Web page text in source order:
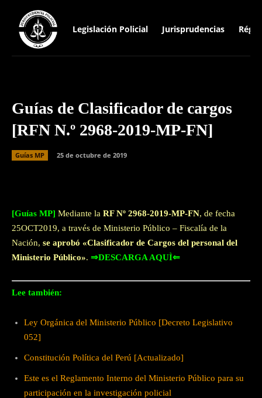
Legislación Policial Jurisprudencias
Guías de Clasificador de cargos
[RFN N.º 2968-2019-MP-FN]
Guías MP
25 de octubre de 2019
[Guías MP] Mediante la RF Nº 2968-2019-MP-FN, de fecha
25OCT2019, a través de Ministerio Público – Fiscalía de la
Nación, se aprobó «Clasificador de Cargos del personal del
Ministerio Público». ⇒DESCARGA AQUÌ⇐
Lee también:
Ley Orgánica del Ministerio Público [Decreto Legislativo
052]
Constitución Política del Perú [Actualizado]
Este es el Reglamento Interno del Ministerio Público para su
participación en la investigación policial